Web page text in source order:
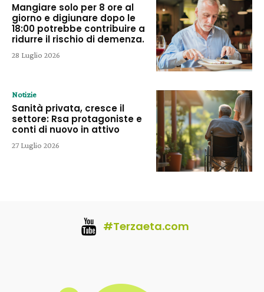
Mangiare solo per 8 ore al
giorno e digiunare dopo le
18:00 potrebbe contribuire a
ridurre il rischio di demenza.
28 Luglio 2026
Notizie
Sanità privata, cresce il
settore: Rsa protagoniste e
conti di nuovo in attivo
27 Luglio 2026
#Terzaeta.com